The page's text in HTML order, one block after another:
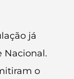
já
Nacional.
o